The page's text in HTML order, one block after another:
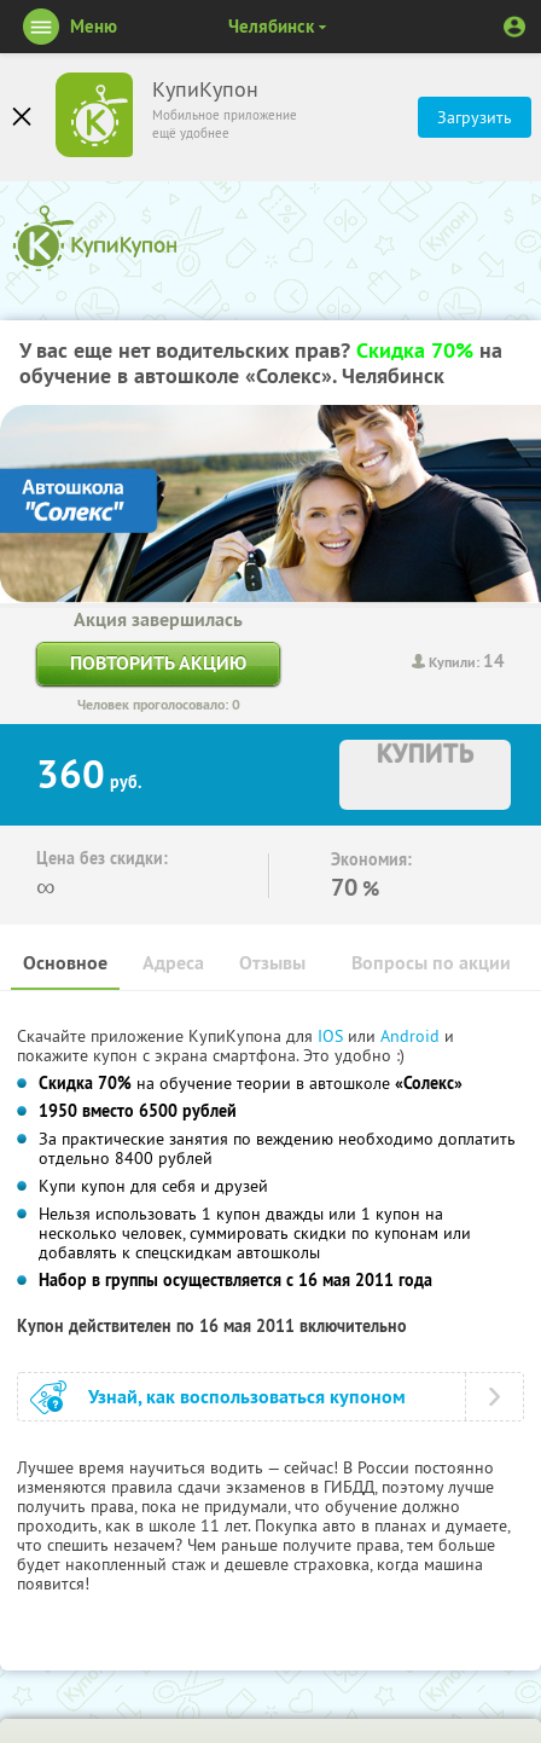
КупиКупон
Мобильное приложение
ещё удобнее
Загрузить
Меню Челябинск
У вас еще нет водительских прав? Скидка 70% на
обучение в автошколе «Солекс». Челябинск
Купили: 14
Акция завершилась
ПОВТОРИТЬ АКЦИЮ
Человек проголосовало: 0
360 руб.
КУПИТЬ
Цена без скидки:
∞
Экономия:
70 %
Основное Отзывы Вопросы по акции
Адреса
Скачайте приложение КупиКупона для IOS или Android и
покажите купон с экрана смартфона. Это удобно :)
Скидка 70% на обучение теории в автошколе «Солекс»
1950 вместо 6500 рублей
За практические занятия по веждению необходимо доплатить
отдельно 8400 рублей
Купи купон для себя и друзей
Нельзя использовать 1 купон дважды или 1 купон на
несколько человек, суммировать скидки по купонам или
добавлять к спецскидкам автошколы
Набор в группы осуществляется с 16 мая 2011 года
Купон действителен по 16 мая 2011 включительно
Узнай, как воспользоваться купоном
Лучшее время научиться водить — сейчас! В России постоянно
изменяются правила сдачи экзаменов в ГИБДД, поэтому лучше
получить права, пока не придумали, что обучение должно
проходить, как в школе 11 лет. Покупка авто в планах и думаете,
что спешить незачем? Чем раньше получите права, тем больше
будет накопленный стаж и дешевле страховка, когда машина
появится!